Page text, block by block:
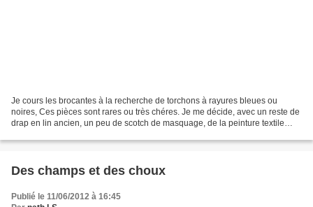
Je cours les brocantes à la recherche de torchons à rayures bleues ou
noires, Ces pièces sont rares ou très chéres. Je me décide, avec un reste de
drap en lin ancien, un peu de scotch de masquage, de la peinture textile
Des champs et des choux
Publié le 11/06/2012 à 16:45